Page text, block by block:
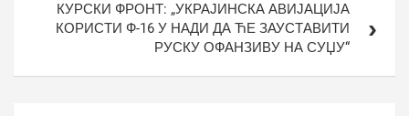
КУРСКИ ФРОНТ: „УКРАЈИНСКА АВИЈАЦИЈА
КОРИСТИ Ф-16 У НАДИ ДА ЋЕ ЗАУСТАВИТИ
РУСКУ ОФАНЗИВУ НА СУЏУ“